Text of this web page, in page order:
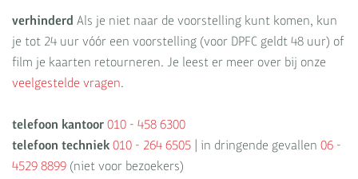
verhinderd Als je niet naar de voorstelling kunt komen, kun
je tot 24 uur vóór een voorstelling (voor DPFC geldt 48 uur) of
film je kaarten retourneren. Je leest er meer over bij onze
veelgestelde vragen.
telefoon kantoor 010 - 458 6300
telefoon techniek 010 - 264 6505 | in dringende gevallen 06 -
4529 8899 (niet voor bezoekers)